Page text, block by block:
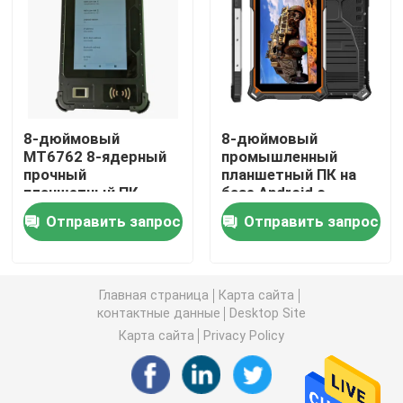
Брандмауэр ПК
ПК OPS мини
двойной ПК lan мини
промышленный ПК планшета
мини материнская плата itx
3,5- и 4-дюймовая материнская плата
8-дюймовый
MT6762 8-ядерный
прочный
планшетный ПК
Android с портом
RJ45 RS232 SMA и
сканером штрих-
Отправить запрос
8-дюймовый
промышленный
планшетный ПК на
базе Android с
десятиядерным
ядром 4G LTE,
защищенный
10000 мАч IP68
Отправить запрос
Главная страница
Карта сайта
контактные данные
Desktop Site
Карта сайта
Privacy Policy